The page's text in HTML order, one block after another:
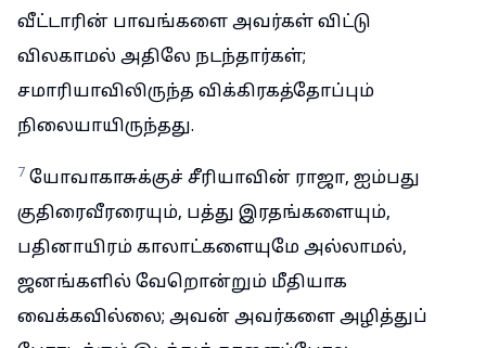
வீட்டாரின் பாவங்களை அவர்கள் விட்டு
விலகாமல் அதிலே நடந்தார்கள்;
சமாரியாவிலிருந்த விக்கிரகத்தோப்பும்
நிலையாயிருந்தது.
7 யோவாகாசுக்குச் சீரியாவின் ராஜா, ஐம்பது
குதிரைவீரரையும், பத்து இரதங்களையும்,
பதினாயிரம் காலாட்களையுமே அல்லாமல்,
ஜனங்களில் வேறொன்றும் மீதியாக
வைக்கவில்லை; அவன் அவர்களை அழித்துப்